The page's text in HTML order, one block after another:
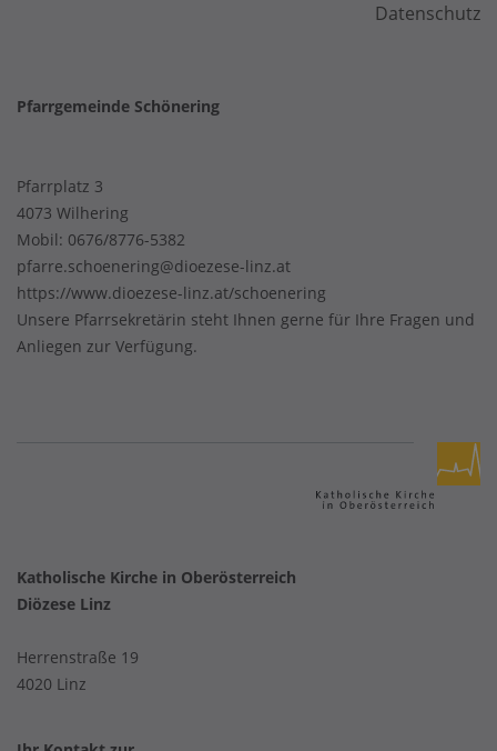
Datenschutz
Pfarrgemeinde Schönering
Pfarrplatz 3
4073 Wilhering
Mobil: 0676/8776-5382
pfarre.schoenering@dioezese-linz.at
https://www.dioezese-linz.at/schoenering
Unsere Pfarrsekretärin steht Ihnen gerne für Ihre Fragen und
Anliegen zur Verfügung.
Katholische Kirche in Oberösterreich
Diözese Linz
Herrenstraße 19
4020 Linz